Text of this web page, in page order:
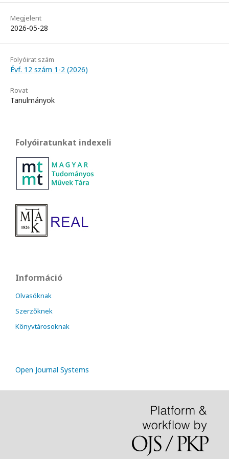
Megjelent
2026-05-28
Folyóirat szám
Évf. 12 szám 1-2 (2026)
Rovat
Tanulmányok
Folyóiratunkat indexeli
Információ
Olvasóknak
Szerzőknek
Könyvtárosoknak
Open Journal Systems